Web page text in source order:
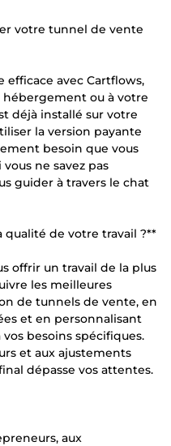
votre tunnel de vente
avec Cartflows,
hébergement ou à votre
déjà installé sur votre
la version payante
besoin que vous
ne savez pas
guider à travers le chat
qualité de votre travail ?**
offrir un travail de la plus
les meilleures
de tunnels de vente, en
et en personnalisant
besoins spécifiques.
et aux ajustements
dépasse vos attentes.
aux